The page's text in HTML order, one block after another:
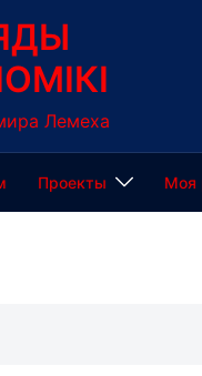
Лемеха
Проекты Моя